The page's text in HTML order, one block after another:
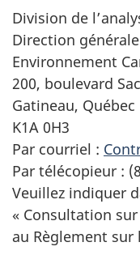
Division de
Direction
Environnement
200, boulevard
Gatineau, Québec
K1A 0H3
Par courriel :
Par télécopieur :
Veuillez indiquer
« Consultation
au Règlement